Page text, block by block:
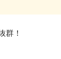
群！